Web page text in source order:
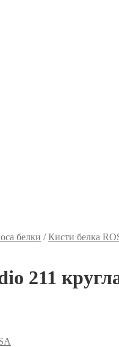
белки /Кисти белка
211